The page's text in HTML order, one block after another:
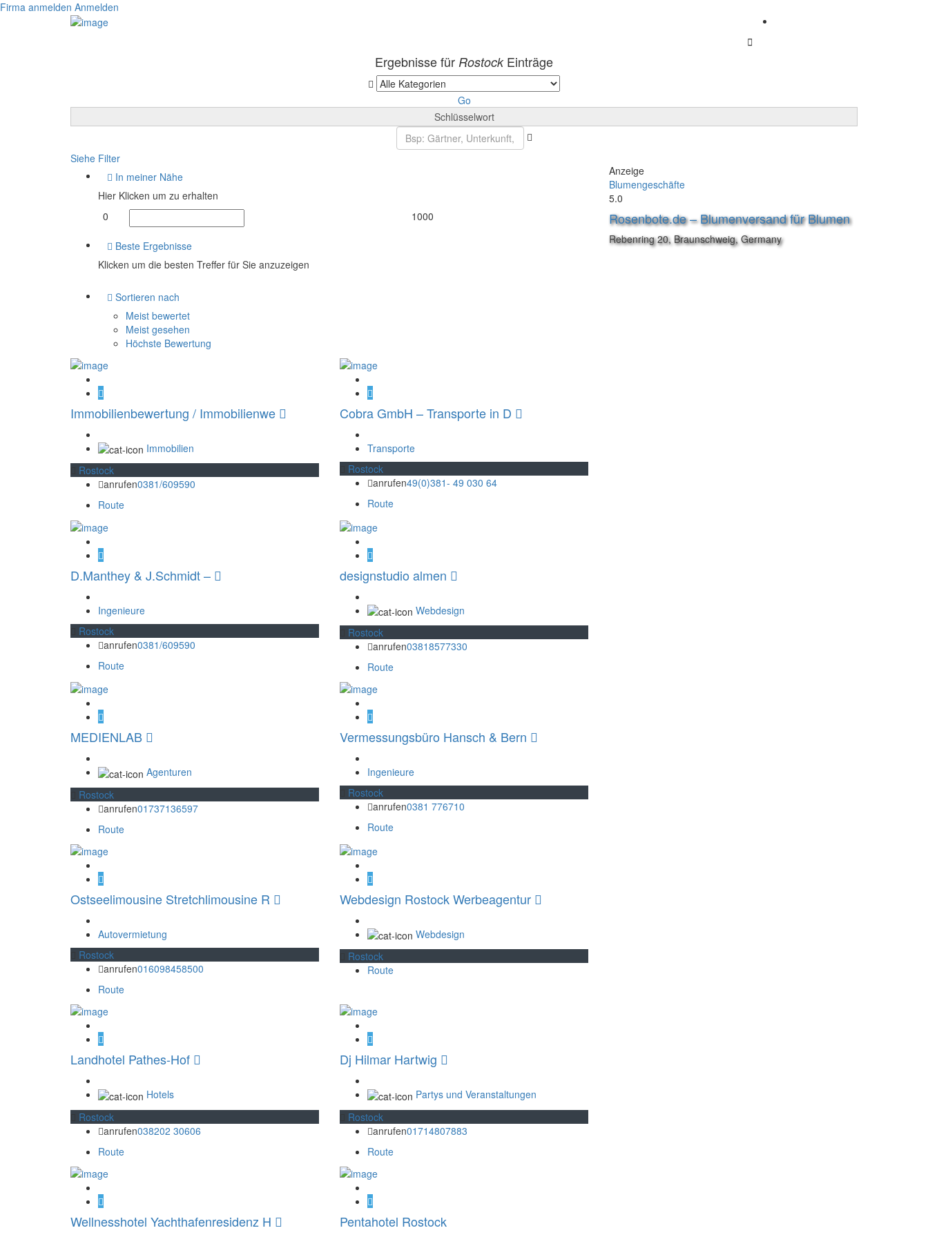
Firma anmelden Anmelden
Ergebnisse für RostockEinträge
Go
Schlüsselwort
Siehe Filter
In meiner Nähe
Hier Klicken um zu erhalten
0
1000
Beste Ergebnisse
Klicken um die besten Treffer für Sie anzuzeigen
Sortieren nach
Meist bewertet
Meist gesehen
Höchste Bewertung
Immobilienbewertung / Immobilienwe
Immobilien
Rostock
anrufen0381/609590
Route
Cobra GmbH – Transporte in D
Transporte
Rostock
anrufen49(0)381- 49 030 64
Route
D.Manthey & J.Schmidt –
Ingenieure
Rostock
anrufen0381/609590
Route
designstudio almen
Webdesign
Rostock
anrufen03818577330
Route
MEDIENLAB
Agenturen
Rostock
anrufen01737136597
Route
Vermessungsbüro Hansch & Bern
Ingenieure
Rostock
anrufen0381 776710
Route
Ostseelimousine Stretchlimousine R
Autovermietung
Rostock
anrufen016098458500
Route
Webdesign Rostock Werbeagentur
Webdesign
Rostock
Route
Landhotel Pathes-Hof
Hotels
Rostock
anrufen038202 30606
Route
Dj Hilmar Hartwig
Partys und Veranstaltungen
Rostock
anrufen01714807883
Route
Wellnesshotel Yachthafenresidenz H Pentahotel Rostock
Anzeige
Blumengeschäfte
5.0
Rosenbote.de – Blumenversand für Blumen
Rebenring 20, Braunschweig, Germany